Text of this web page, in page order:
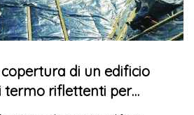
di un edificio
termo riflettenti per
elevate